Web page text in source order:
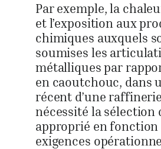
Par exemple, la
et l’exposition aux
chimiques auxquels
soumises les
métalliques par
en caoutchouc, dans
récent d’une
nécessité la sélection
approprié en fonction
exigences